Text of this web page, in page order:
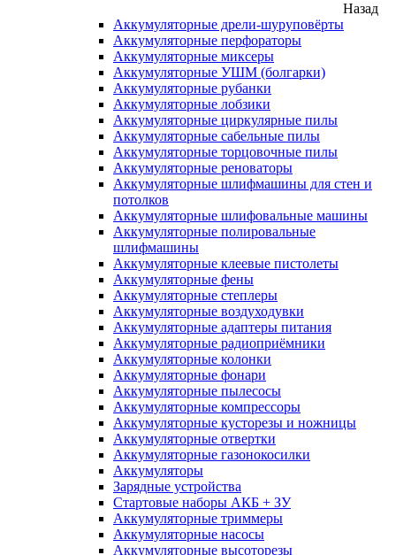
Назад
Аккумуляторные дрели-шуруповёрты
Аккумуляторные перфораторы
Аккумуляторные миксеры
Аккумуляторные УШМ (болгарки)
Аккумуляторные рубанки
Аккумуляторные лобзики
Аккумуляторные циркулярные пилы
Аккумуляторные сабельные пилы
Аккумуляторные торцовочные пилы
Аккумуляторные реноваторы
Аккумуляторные шлифмашины для стен и
потолков
Аккумуляторные шлифовальные машины
Аккумуляторные полировальные
шлифмашины
Аккумуляторные клеевые пистолеты
Аккумуляторные фены
Аккумуляторные степлеры
Аккумуляторные воздуходувки
Аккумуляторные адаптеры питания
Аккумуляторные радиоприёмники
Аккумуляторные колонки
Аккумуляторные фонари
Аккумуляторные пылесосы
Аккумуляторные компрессоры
Аккумуляторные кусторезы и ножницы
Аккумуляторные отвертки
Аккумуляторные газонокосилки
Аккумуляторы
Зарядные устройства
Стартовые наборы АКБ + ЗУ
Аккумуляторные триммеры
Аккумуляторные насосы
Аккумуляторные высоторезы